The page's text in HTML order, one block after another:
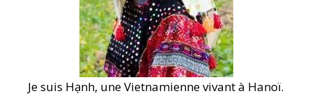
Je suis Hạnh, une Vietnamienne vivant à Hanoï.